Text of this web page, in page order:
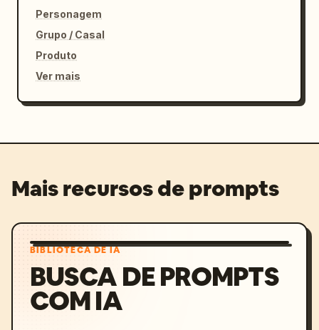
Personagem
Grupo / Casal
Produto
Ver mais
Mais recursos de prompts
BIBLIOTECA DE IA
BUSCA DE PROMPTS
COM IA